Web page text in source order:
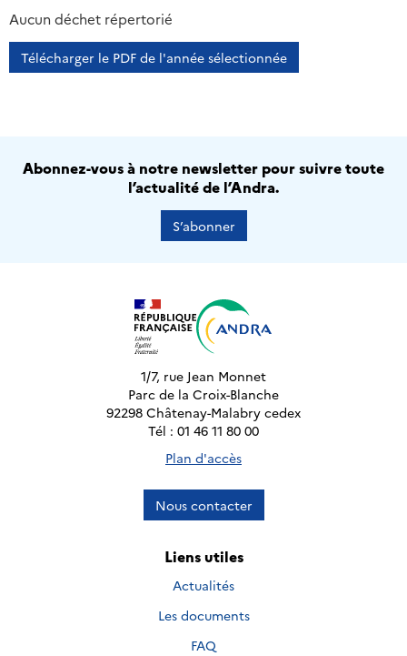
2013 2014
Aucun déchet répertorié
Télécharger le PDF de l'année sélectionnée
Abonnez-vous à notre newsletter pour suivre toute
l’actualité de l’Andra.
S’abonner
1/7, rue Jean Monnet
Parc de la Croix-Blanche
92298 Châtenay-Malabry cedex
Tél : 01 46 11 80 00
Plan d'accès
Nous contacter
Liens utiles
Actualités
Les documents
FAQ